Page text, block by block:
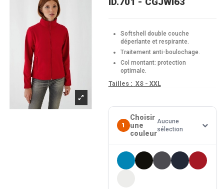
Softshell double couche
déperlante et respirante.
Traitement anti-boulochage.
Col montant: protection
optimale.
Tailles : XS - XXL
1
Choisir
une
couleur
Aucune
sélection